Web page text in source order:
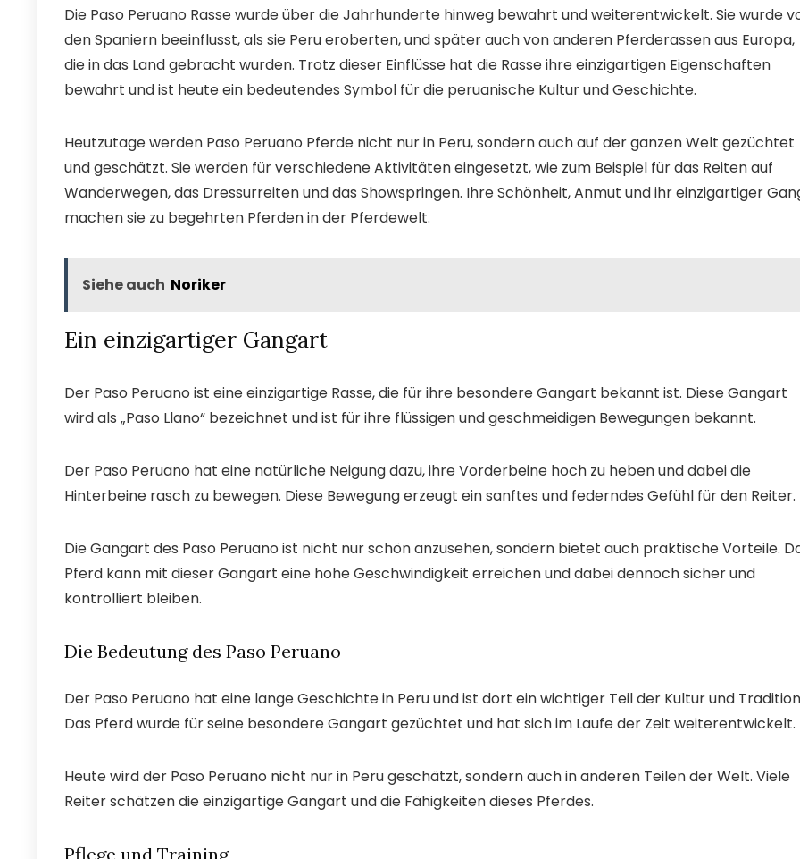
Die Paso Peruano Rasse wurde über die Jahrhunderte hinweg bewahrt und weiterentwickelt. Sie wurde
den Spaniern beeinflusst, als sie Peru eroberten, und später auch von anderen Pferderassen aus Europa,
die in das Land gebracht wurden. Trotz dieser Einflüsse hat die Rasse ihre einzigartigen Eigenschaften
bewahrt und ist heute ein bedeutendes Symbol für die peruanische Kultur und Geschichte.
Heutzutage werden Paso Peruano Pferde nicht nur in Peru, sondern auch auf der ganzen Welt gezüchtet
und geschätzt. Sie werden für verschiedene Aktivitäten eingesetzt, wie zum Beispiel für das Reiten auf
Wanderwegen, das Dressurreiten und das Showspringen. Ihre Schönheit, Anmut und ihr einzigartiger
machen sie zu begehrten Pferden in der Pferdewelt.
Siehe auch Noriker
Ein einzigartiger Gangart
Der Paso Peruano ist eine einzigartige Rasse, die für ihre besondere Gangart bekannt ist. Diese Gangart
wird als „Paso Llano“ bezeichnet und ist für ihre flüssigen und geschmeidigen Bewegungen bekannt.
Der Paso Peruano hat eine natürliche Neigung dazu, ihre Vorderbeine hoch zu heben und dabei die
Hinterbeine rasch zu bewegen. Diese Bewegung erzeugt ein sanftes und federndes Gefühl für den Reiter.
Die Gangart des Paso Peruano ist nicht nur schön anzusehen, sondern bietet auch praktische Vorteile.
Pferd kann mit dieser Gangart eine hohe Geschwindigkeit erreichen und dabei dennoch sicher und
kontrolliert bleiben.
Die Bedeutung des Paso Peruano
Der Paso Peruano hat eine lange Geschichte in Peru und ist dort ein wichtiger Teil der Kultur und
Das Pferd wurde für seine besondere Gangart gezüchtet und hat sich im Laufe der Zeit weiterentwickelt.
Heute wird der Paso Peruano nicht nur in Peru geschätzt, sondern auch in anderen Teilen der Welt. Viele
Reiter schätzen die einzigartige Gangart und die Fähigkeiten dieses Pferdes.
Pflege und Training